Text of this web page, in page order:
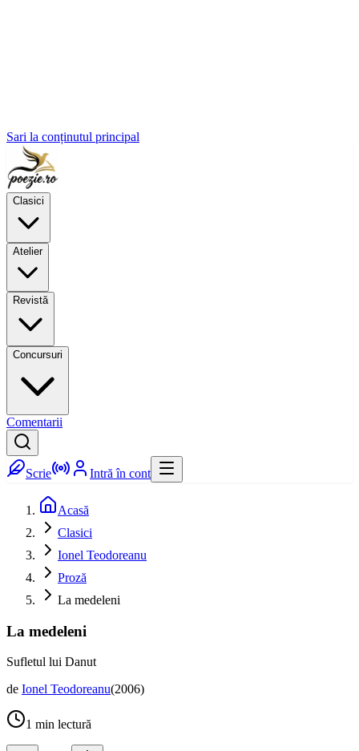
Sari la conținutul principal
Clasici
Atelier
Revistă
Concursuri
Comentarii
Scrie Intră în cont
Acasă
Clasici
Ionel Teodoreanu
Proză
La medeleni
La medeleni
Sufletul lui Danut
de Ionel Teodoreanu(2006)
1 min lectură